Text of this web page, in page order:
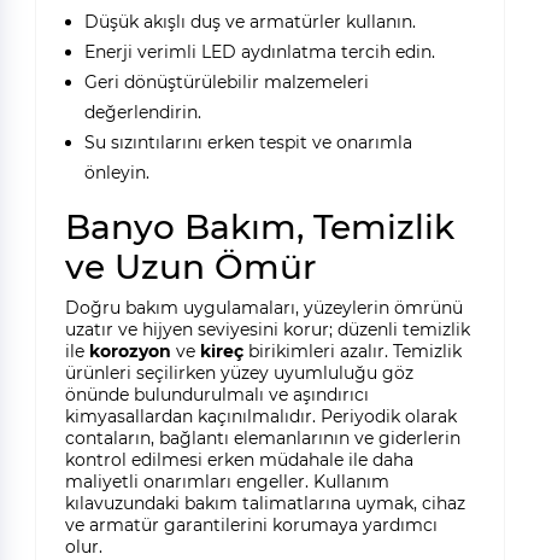
Düşük akışlı duş ve armatürler kullanın.
Enerji verimli LED aydınlatma tercih edin.
Geri dönüştürülebilir malzemeleri
değerlendirin.
Su sızıntılarını erken tespit ve onarımla
önleyin.
Banyo Bakım, Temizlik
ve Uzun Ömür
Doğru bakım uygulamaları, yüzeylerin ömrünü
uzatır ve hijyen seviyesini korur; düzenli temizlik
ile korozyon ve kireçbirikimleri azalır. Temizlik
ürünleri seçilirken yüzey uyumluluğu göz
önünde bulundurulmalı ve aşındırıcı
kimyasallardan kaçınılmalıdır. Periyodik olarak
contaların, bağlantı elemanlarının ve giderlerin
kontrol edilmesi erken müdahale ile daha
maliyetli onarımları engeller. Kullanım
kılavuzundaki bakım talimatlarına uymak, cihaz
ve armatür garantilerini korumaya yardımcı
olur.